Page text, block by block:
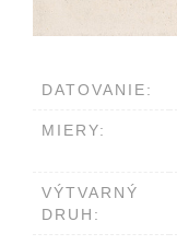
DATOVANIE:
MIERY:
VÝTVARNÝ
DRUH: